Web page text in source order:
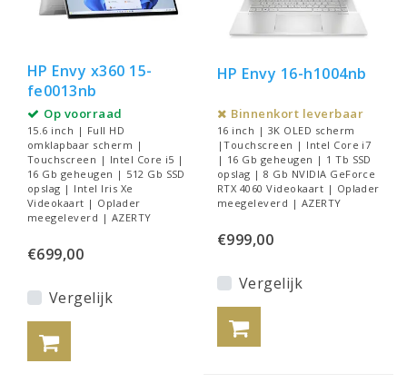
HP Envy x360 15-
fe0013nb
Op voorraad
15.6 inch | Full HD
omklapbaar scherm |
Touchscreen | Intel Core i5 |
16 Gb geheugen | 512 Gb SSD
opslag | Intel Iris Xe
Videokaart | Oplader
meegeleverd | AZERTY
€699,00
Vergelijk
HP Envy 16-h1004nb
Binnenkort leverbaar
16 inch | 3K OLED scherm
|Touchscreen | Intel Core i7
| 16 Gb geheugen | 1 Tb SSD
opslag | 8 Gb NVIDIA GeForce
RTX 4060 Videokaart | Oplader
meegeleverd | AZERTY
€999,00
Vergelijk